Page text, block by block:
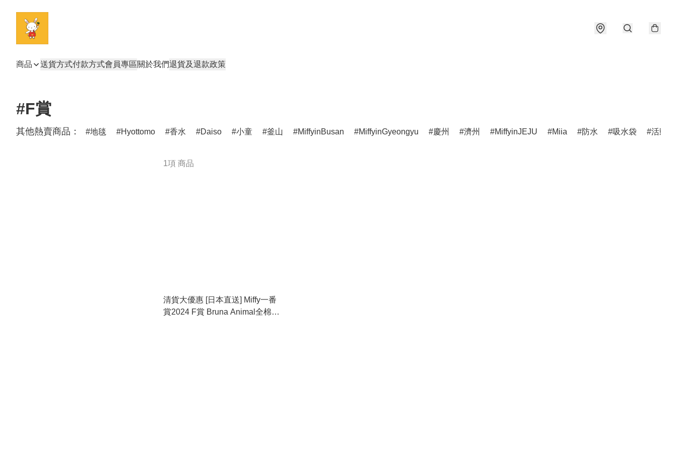
商品 送貨方式付款方式會員專區關於我們退貨及退款政策
#F賞
其他熱賣商品： 地毯 Hyottomo 香水 Daiso 小童 釜山 MiffyinBusan MiffyinGyeongyu 慶州 濟州 MiffyinJEJU Miia 防水 吸水袋 活動公
1項 商品
清貨大優惠 [日本直送] Miffy一番
賞2024 F賞 Bruna Animal全棉毛